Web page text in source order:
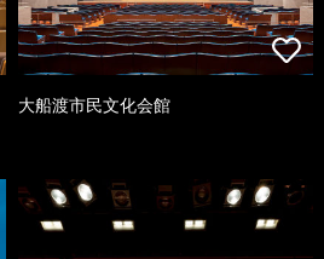
大船渡市民文化会館